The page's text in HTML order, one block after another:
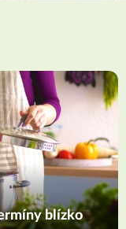
blízko